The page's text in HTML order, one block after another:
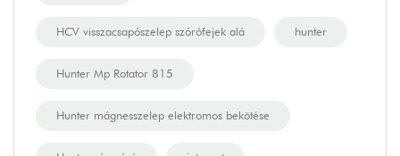
HCV visszacsapószelep szórófejek alá hunter
Hunter Mp Rotator 815
Hunter mágnesszelep elektromos bekötése